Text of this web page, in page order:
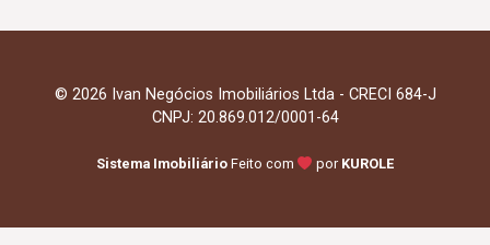
© 2026 Ivan Negócios Imobiliários Ltda - CRECI 684-J
CNPJ: 20.869.012/0001-64
Sistema Imobiliário Feito com por KUROLE